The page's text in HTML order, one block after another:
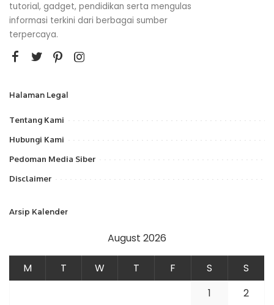
tutorial, gadget, pendidikan serta mengulas
informasi terkini dari berbagai sumber
terpercaya.
Halaman Legal
Tentang Kami
Hubungi Kami
Pedoman Media Siber
Disclaimer
Arsip Kalender
August 2026
M T W T F S
S
1
2